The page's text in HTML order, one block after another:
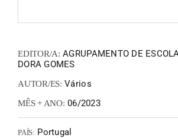
EDITOR/A: AGRUPAMENTO DE
DORA GOMES
AUTOR/ES: Vários
MÊS + ANO: 06/2023
PAÍS: Portugal